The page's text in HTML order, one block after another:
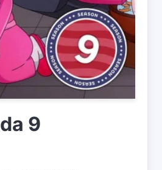
9